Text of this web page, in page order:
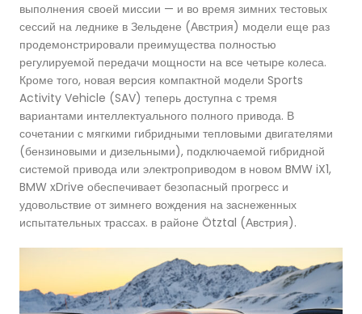
выполнения своей миссии — и во время зимних тестовых
сессий на леднике в Зельдене (Австрия) модели еще раз
продемонстрировали преимущества полностью
регулируемой передачи мощности на все четыре колеса.
Кроме того, новая версия компактной модели Sports
Activity Vehicle (SAV) теперь доступна с тремя
вариантами интеллектуального полного привода. В
сочетании с мягкими гибридными тепловыми двигателями
(бензиновыми и дизельными), подключаемой гибридной
системой привода или электроприводом в новом BMW iX1,
BMW xDrive обеспечивает безопасный прогресс и
удовольствие от зимнего вождения на заснеженных
испытательных трассах. в районе Ötztal (Австрия).